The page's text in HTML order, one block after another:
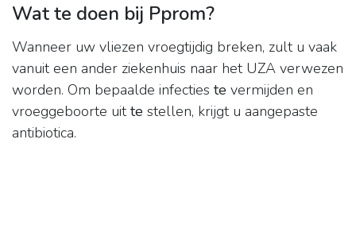
Wat te doen bij Pprom?
Wanneer uw vliezen vroegtijdig breken, zult u vaak
vanuit een ander ziekenhuis naar het UZA verwezen
worden. Om bepaalde infecties te vermijden en
vroeggeboorte uitte stellen, krijgt u aangepaste
antibiotica.